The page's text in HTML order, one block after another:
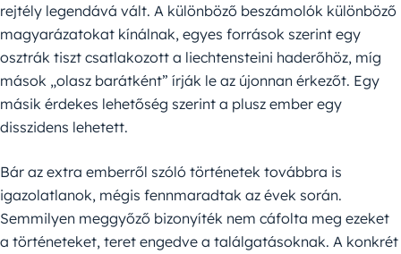
rejtély legendává vált. A különböző beszámolók különböző
magyarázatokat kínálnak, egyes források szerint egy
osztrák tiszt csatlakozott a liechtensteini haderőhöz, míg
mások „olasz barátként” írják le az újonnan érkezőt. Egy
másik érdekes lehetőség szerint a plusz ember egy
disszidens lehetett.
Bár az extra emberről szóló történetek továbbra is
igazolatlanok, mégis fennmaradtak az évek során.
Semmilyen meggyőző bizonyíték nem cáfolta meg ezeket
a történeteket, teret engedve a találgatásoknak. A konkrét